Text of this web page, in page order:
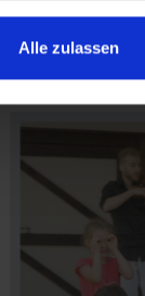
Alle zulassen